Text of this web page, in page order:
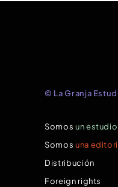
© La Granja
Somos un estudio
Somos una
Distribución
Foreign rights